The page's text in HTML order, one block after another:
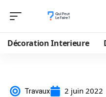
Décoration Interieure
Travaux 2 juin 2022